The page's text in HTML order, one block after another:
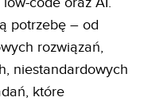
potrzebę – od
rozwiązań,
niestandardowych
które